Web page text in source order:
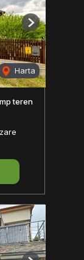
Harta
Next
teren